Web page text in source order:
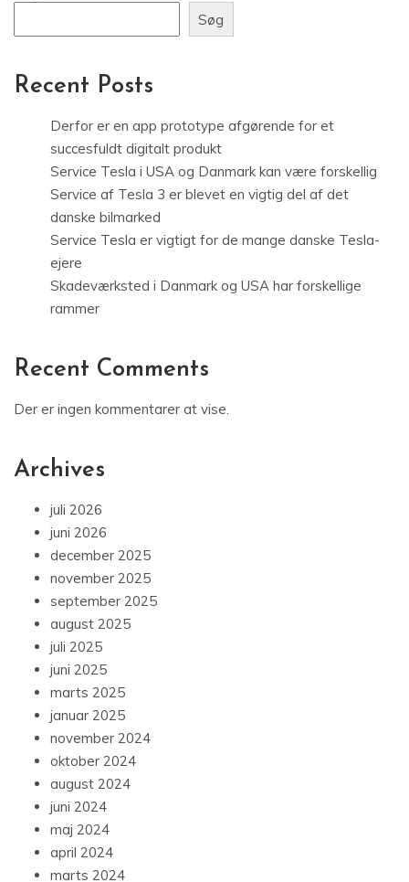
Søg
Recent Posts
Derfor er en app prototype afgørende for et
succesfuldt digitalt produkt
Service Tesla i USA og Danmark kan være forskellig
Service af Tesla 3 er blevet en vigtig del af det
danske bilmarked
Service Tesla er vigtigt for de mange danske Tesla-
ejere
Skadeværksted i Danmark og USA har forskellige
rammer
Recent Comments
Der er ingen kommentarer at vise.
Archives
juli 2026
juni 2026
december 2025
november 2025
september 2025
august 2025
juli 2025
juni 2025
marts 2025
januar 2025
november 2024
oktober 2024
august 2024
juni 2024
maj 2024
april 2024
marts 2024